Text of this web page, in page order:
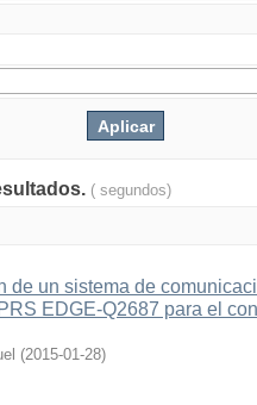
( segundos)
de un sistema de
EDGE-Q2687 para el
(2015-01-28)